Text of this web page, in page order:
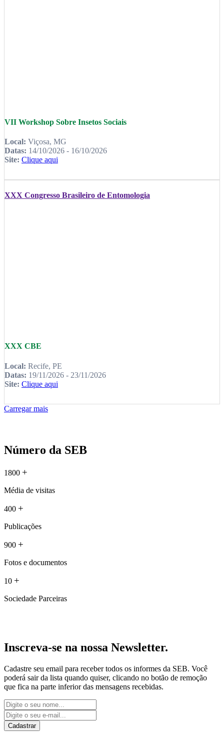
VII Workshop Sobre Insetos Sociais
Local: Viçosa, MG
Datas: 14/10/2026 - 16/10/2026
Site: Clique aqui
XXX Congresso Brasileiro de Entomologia
XXX CBE
Local: Recife, PE
Datas: 19/11/2026 - 23/11/2026
Site: Clique aqui
Carregar mais
Número da SEB
1800 +
Média de visitas
400 +
Publicações
900 +
Fotos e documentos
10 +
Sociedade Parceiras
Inscreva-se na nossa Newsletter.
Cadastre seu email para receber todos os informes da SEB. Você
poderá sair da lista quando quiser, clicando no botão de remoção
que fica na parte inferior das mensagens recebidas.
Cadastrar